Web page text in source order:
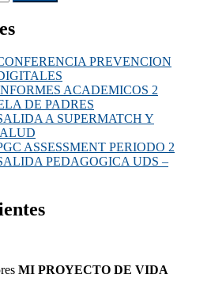
PREVENCION
ACADEMICOS 2
DE PADRES
A SUPERMATCH Y
ASSESSMENT PERIODO 2
PEDAGOGICA UDS –
MI PROYECTO DE VIDA